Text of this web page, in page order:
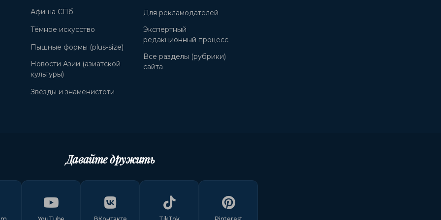
Афиша СПб
Тёмное искусство
Пышные формы (plus-size)
Новости Азии (азиатской
культуры)
Звёзды и знаменистоти
Для рекламодателей
Экспертный
редакционный процесс
Все разделы (рубрики)
сайта
Давайте дружить